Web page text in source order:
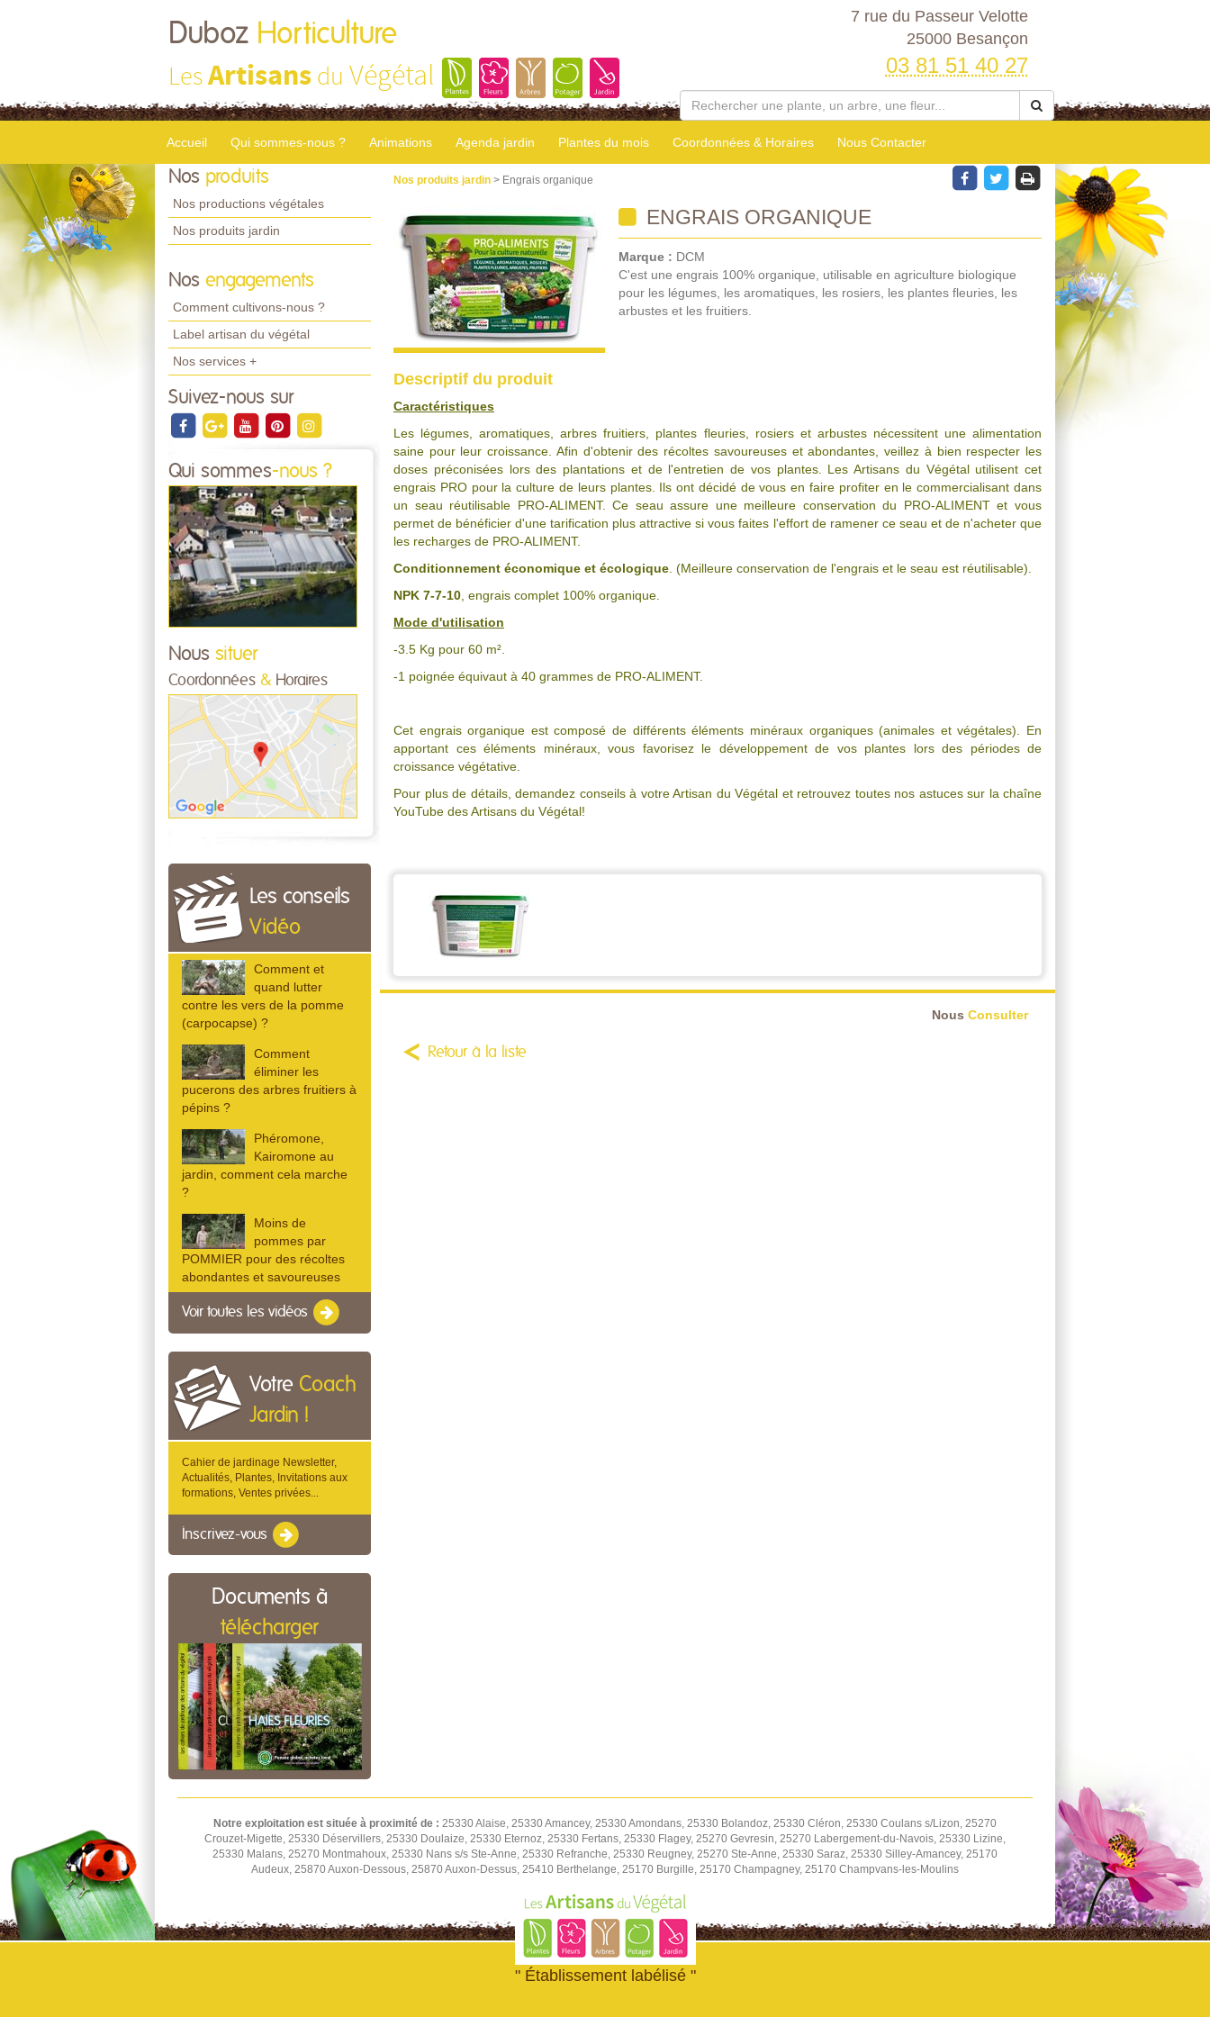
Duboz Horticulture
LesArtisans du Végétal
7 rue du Passeur Velotte
25000 Besançon
03 81 51 40 27
Accueil Qui sommes-nous ? Animations Agenda jardin Plantes du mois Coordonnées & Horaires Nous Contacter
Nos produits
Nos productions végétales
Nos produits jardin
Nos engagements
Comment cultivons-nous ?
Label artisan du végétal
Nos services +
Suivez-nous sur
Qui sommes-nous ?
Nous situer
Coordonnées & Horaires
Les conseils
Vidéo
Comment et
quand lutter
contre les vers de la pomme
(carpocapse) ?
Comment
éliminer les
pucerons des arbres fruitiers à
pépins ?
Phéromone,
Kairomone au
jardin, comment cela marche
?
Moins de
pommes par
POMMIER pour des récoltes
abondantes et savoureuses
Voir toutes les vidéos
Votre Coach
Jardin !
Cahier de jardinage Newsletter,
Actualités, Plantes, Invitations aux
formations, Ventes privées...
Inscrivez-vous
Documents à
télécharger
Nos produits jardin > Engrais organique
ENGRAIS ORGANIQUE
Marque : DCM
C'est une engrais 100% organique, utilisable en agriculture biologique
pour les légumes, les aromatiques, les rosiers, les plantes fleuries, les
arbustes et les fruitiers.
Descriptif du produit
Caractéristiques
Les légumes, aromatiques, arbres fruitiers, plantes fleuries, rosiers et arbustes nécessitent une alimentation
saine pour leur croissance. Afin d'obtenir des récoltes savoureuses et abondantes, veillez à bien respecter les
doses préconisées lors des plantations et de l'entretien de vos plantes. Les Artisans du Végétal utilisent cet
engrais PRO pour la culture de leurs plantes. Ils ont décidé de vous en faire profiter en le commercialisant dans
un seau réutilisable PRO-ALIMENT. Ce seau assure une meilleure conservation du PRO-ALIMENT et vous
permet de bénéficier d'une tarification plus attractive si vous faites l'effort de ramener ce seau et de n'acheter que
les recharges de PRO-ALIMENT.
Conditionnement économique et écologique . (Meilleure conservation de l'engrais et le seau est réutilisable).
NPK 7-7-10 , engrais complet 100% organique.
Mode d'utilisation
-3.5 Kg pour 60 m².
-1 poignée équivaut à 40 grammes de PRO-ALIMENT.
Cet engrais organique est composé de différents éléments minéraux organiques (animales et végétales). En
apportant ces éléments minéraux, vous favorisez le développement de vos plantes lors des périodes de
croissance végétative.
Pour plus de détails, demandez conseils à votre Artisan du Végétal et retrouvez toutes nos astuces sur la chaîne
YouTube des Artisans du Végétal!
Nous Consulter
Retour à la liste
Notre exploitation est située à proximité de : 25330 Alaise, 25330 Amancey, 25330 Amondans, 25330 Bolandoz, 25330 Cléron, 25330 Coulans s/Lizon, 25270
Crouzet-Migette, 25330 Déservillers, 25330 Doulaize, 25330 Eternoz, 25330 Fertans, 25330 Flagey, 25270 Gevresin, 25270 Labergement-du-Navois, 25330 Lizine,
25330 Malans, 25270 Montmahoux, 25330 Nans s/s Ste-Anne, 25330 Refranche, 25330 Reugney, 25270 Ste-Anne, 25330 Saraz, 25330 Silley-Amancey, 25170
Audeux, 25870 Auxon-Dessous, 25870 Auxon-Dessus, 25410 Berthelange, 25170 Burgille, 25170 Champagney, 25170 Champvans-les-Moulins
" Établissement labélisé "